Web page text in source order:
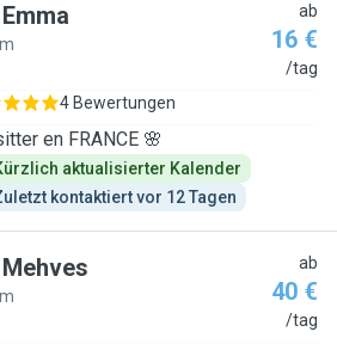
Emma ab
16 €
/tag
4 Bewertungen
en FRANCE 🌸
aktualisierter Kalender
kontaktiert vor 12 Tagen
Mehves ab
40 €
/tag